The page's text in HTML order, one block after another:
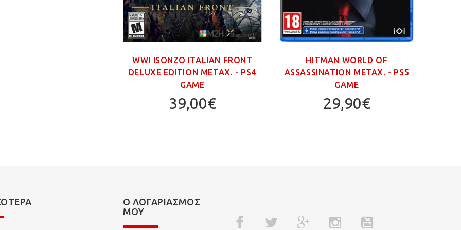
WWI ISONZO ITALIAN FRONT
DELUXE EDITION ΜΕΤΑΧ. - PS4
GAME
39,00€
HITMAN WORLD OF
ASSASSINATION ΜΕΤΑΧ. - PS5
GAME
29,90€
Ο ΛΟΓΑΡΙΑΣΜΌΣ
ΜΟΥ